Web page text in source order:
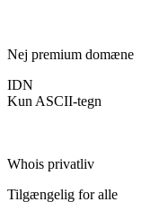
Nej premium domæne
IDN
Kun ASCII-tegn
Whois privatliv
Tilgængelig for alle